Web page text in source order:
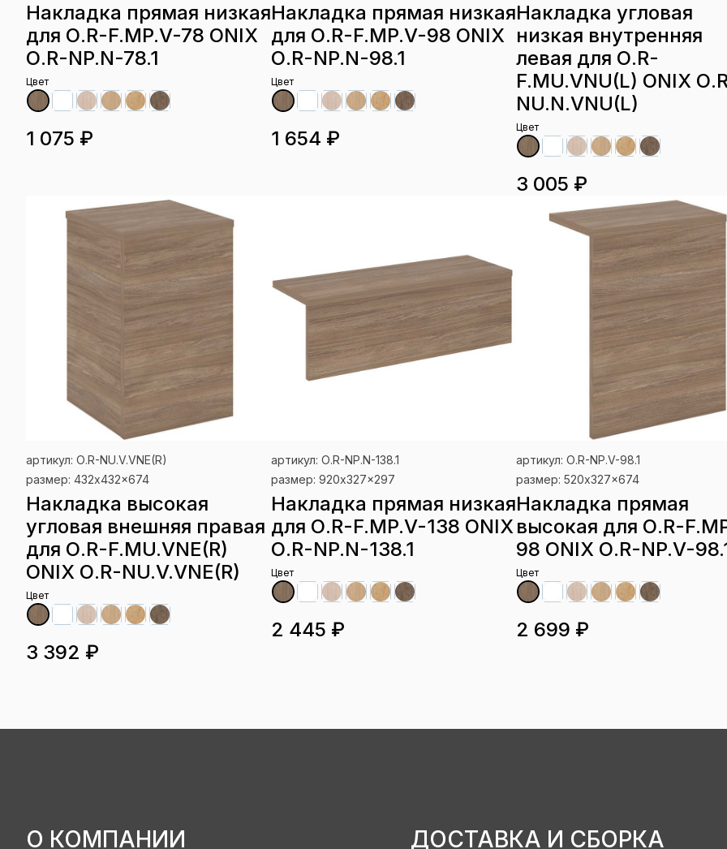
Накладка прямая низкая
для О.R-F.MP.V-78 ONIX
О.R-NP.N-78.1
Цвет
1 075 ₽
Накладка прямая низкая
для О.R-F.MP.V-98 ONIX
О.R-NP.N-98.1
Цвет
1 654 ₽
Накладка угловая
низкая внутренняя
левая для О.R-
F.MU.VNU(L) ONIX
NU.N.VNU(L)
Цвет
3 005 ₽
артикул: О.R-NU.V.VNE(R)
размер: 432x432x674
Накладка высокая
угловая внешняя правая
для О.R-F.MU.VNE(R)
ONIX О.R-NU.V.VNE(R)
Цвет
3 392 ₽
артикул: О.R-NP.N-138.1
размер: 920x327x297
Накладка прямая низкая
для О.R-F.MP.V-138 ONIX
О.R-NP.N-138.1
Цвет
2 445 ₽
артикул: О.R-NP.V-98.1
размер: 520x327x674
Накладка прямая
высокая для О.R-
98 ONIX О.R-NP.V-
Цвет
2 699 ₽
О КОМПАНИИ ДОСТАВКА И СБОРКА